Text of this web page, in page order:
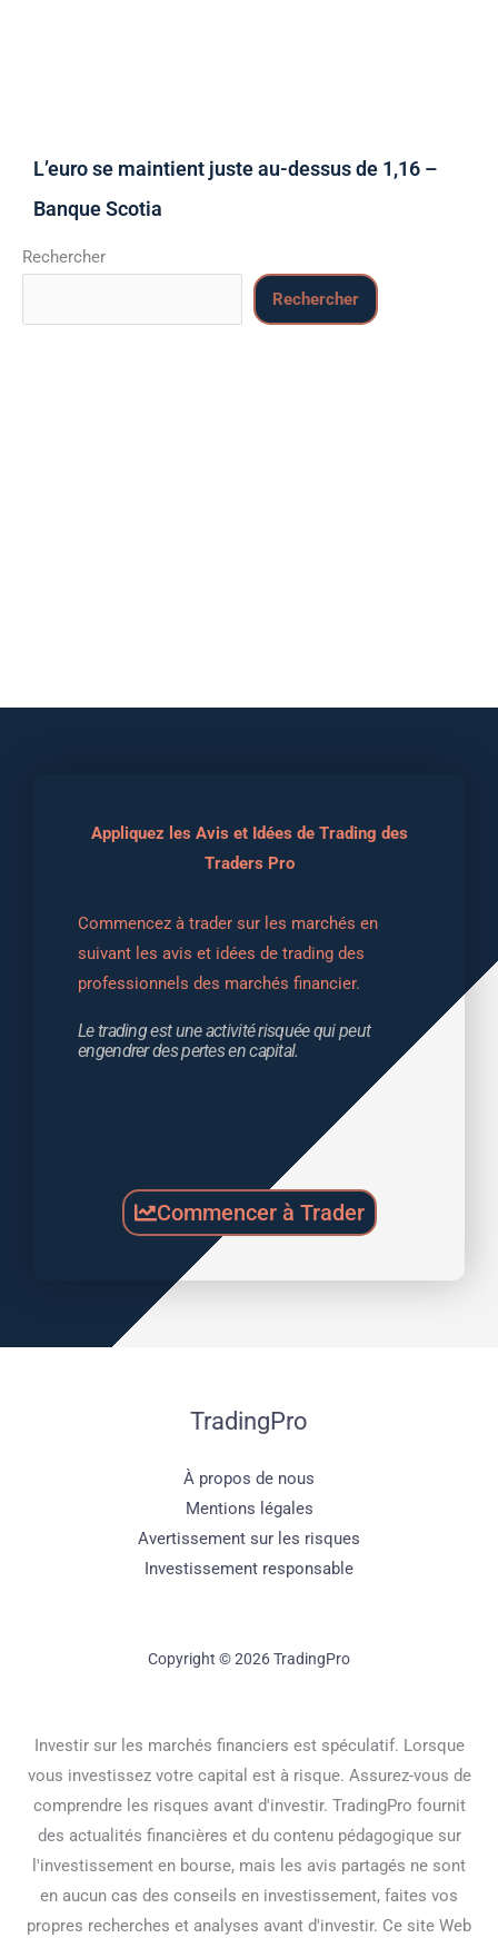
L’euro se maintient juste au-dessus de 1,16 –
Banque Scotia
Rechercher
Rechercher
Appliquez les Avis et Idées de Trading des
Traders Pro
Commencez à trader sur les marchés en
suivant les avis et idées de trading des
professionnels des marchés financier.
Le trading est une activité risquée qui peut
engendrer des pertes en capital.
Commencer à Trader
TradingPro
À propos de nous
Mentions légales
Avertissement sur les risques
Investissement responsable
Copyright © 2026 TradingPro
Investir sur les marchés financiers est spéculatif. Lorsque
vous investissez votre capital est à risque. Assurez-vous de
comprendre les risques avant d'investir. TradingPro fournit
des actualités financières et du contenu pédagogique sur
l'investissement en bourse, mais les avis partagés ne sont
en aucun cas des conseils en investissement, faites vos
propres recherches et analyses avant d'investir. Ce site Web